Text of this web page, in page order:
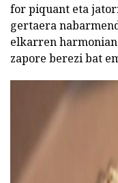
for piquant eta
gertaera
elkarren
zapore berezi bat